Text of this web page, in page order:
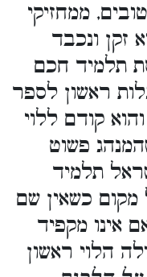
ממחזיקי
זקן ונכבד
תלמיד חכם
ראשון לספר
קודם ללוי
פשוט
תלמיד
כשאין שם
אינו מקפיד
הלוי ראשון